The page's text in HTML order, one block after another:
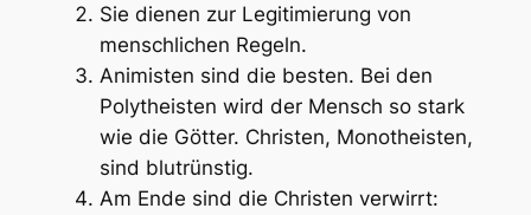
Sie dienen zur Legitimierung von
menschlichen Regeln.
Animisten sind die besten. Bei den
Polytheisten wird der Mensch so stark
wie die Götter. Christen, Monotheisten,
sind blutrünstig.
Am Ende sind die Christen verwirrt: